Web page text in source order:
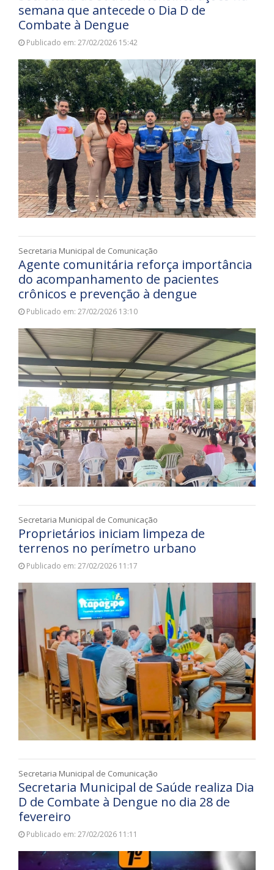
semana que antecede o Dia D de
Combate à Dengue
Publicado em: 27/02/2026 15:42
Secretaria Municipal de Comunicação
Agente comunitária reforça importância
do acompanhamento de pacientes
crônicos e prevenção à dengue
Publicado em: 27/02/2026 13:10
Secretaria Municipal de Comunicação
Proprietários iniciam limpeza de
terrenos no perímetro urbano
Publicado em: 27/02/2026 11:17
Secretaria Municipal de Comunicação
Secretaria Municipal de Saúde realiza Dia
D de Combate à Dengue no dia 28 de
fevereiro
Publicado em: 27/02/2026 11:11